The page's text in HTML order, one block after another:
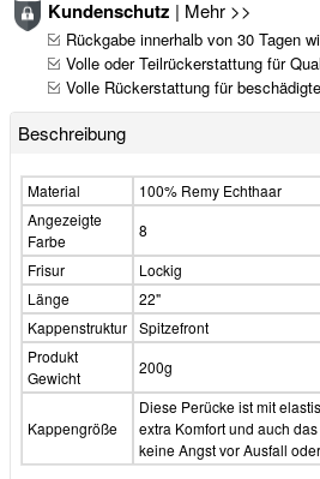
Kundenschutz | Mehr >>
Rückgabe innerhalb von 30 Tagen
Volle oder Teilrückerstattung für
Volle Rückerstattung für
Beschreibung
Material
100% Remy Echthaar
Angezeigte
Farbe
8
Frisur
Lockig
Länge
22"
Kappenstruktur Spitzefront
Produkt
Gewicht
200g
Kappengröße
Diese Perücke ist mit
extra Komfort und auch
keine Angst vor Ausfall